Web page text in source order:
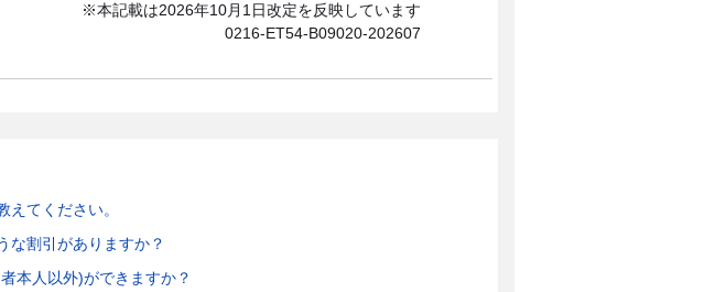
※本記載は2026年10月1日改定を反映しています
0216-ET54-B09020-202607
えてください。
な割引がありますか？
本人以外)ができますか？